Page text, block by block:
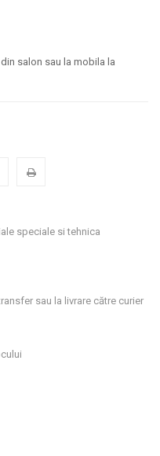
salon sau la mobila la
speciale si tehnica
sau la livrare către curier